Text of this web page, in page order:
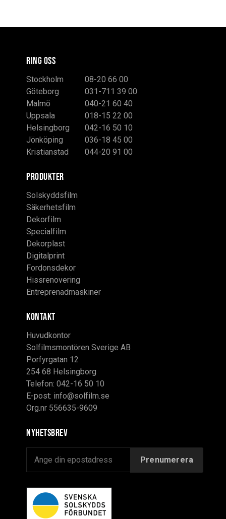
RING OSS
Stockholm
08-20 66 00
Göteborg
031-711 39 00
Malmö
040-21 60 40
Uppsala
018-15 22 00
Helsingborg
042-16 50 10
Jönköping
036-18 45 00
Kristianstad
044-20 91 00
PRODUKTER
Solskyddsfilm
Säkerhetsfilm
Dekorfilm
Specialfilm
Dekorplast
Digitalprint
Fordonsdekor
Hissrenovering
Entreprenadmaskiner
KONTAKT
Huvudkontor
Solfilmsmontören Sverige AB
Porfyrgatan 12
254 68 Helsingborg
Telefon: 042-16 50 10
E-post: info@solfilm.se
Org.nr 556635-9609
Nyhetsbrev